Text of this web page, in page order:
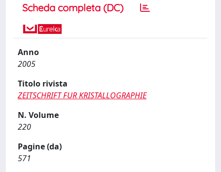
Scheda completa (DC)
Anno
2005
Titolo rivista
ZEITSCHRIFT FUR KRISTALLOGRAPHIE
N. Volume
220
Pagine (da)
571